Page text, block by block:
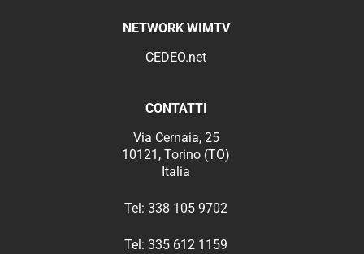
NETWORK WIMTV
CEDEO.net
CONTATTI
Via Cernaia, 25
10121, Torino (TO)
Italia
Tel: 338 105 9702
Tel: 335 612 1159